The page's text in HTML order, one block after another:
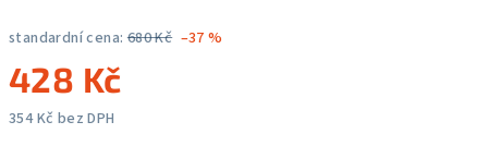
standardní cena: 680 Kč –37 %
428 Kč
354 Kč bez DPH